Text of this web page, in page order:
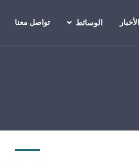
الأخبار الوسائط تواصل معنا